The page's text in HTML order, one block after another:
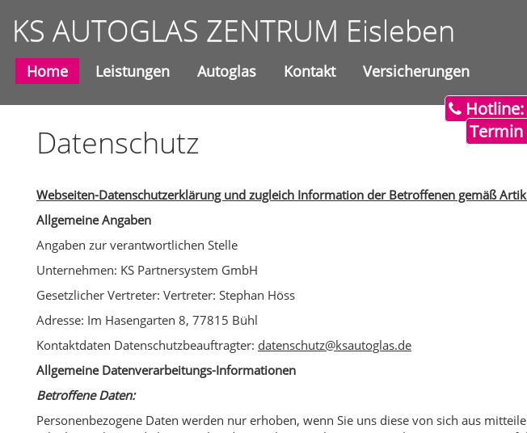
KS AUTOGLAS ZENTRUM Eisleben
Home Leistungen Autoglas Kontakt Versicherungen
Hotline:
Datenschutz
Webseiten-Datenschutzerklärung und zugleich Information der Betroffenen gemäß
Allgemeine Angaben
Angaben zur verantwortlichen Stelle
Unternehmen: KS Partnersystem GmbH
Gesetzlicher Vertreter: Vertreter: Stephan Höss
Adresse: Im Hasengarten 8, 77815 Bühl
Kontaktdaten Datenschutzbeauftragter: datenschutz@ksautoglas.de
Allgemeine Datenverarbeitungs-Informationen
Betroffene Daten:
Personenbezogene Daten werden nur erhoben, wenn Sie uns diese von sich aus